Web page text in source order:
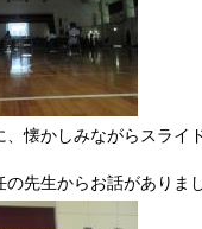
、懐かしみながらスライ
先生からお話がありまし